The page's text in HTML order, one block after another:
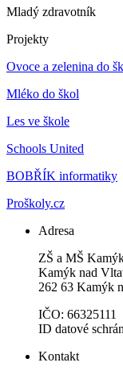
Mladý zdravotník
Projekty
Ovoce a zelenina do
Mléko do škol
Les ve škole
Schools United
BOBŘÍK informatiky
Proškoly.cz
Adresa
ZŠ a MŠ
Kamýk nad
262 63 Kamýk
IČO: 66325111
ID datové
Kontakt